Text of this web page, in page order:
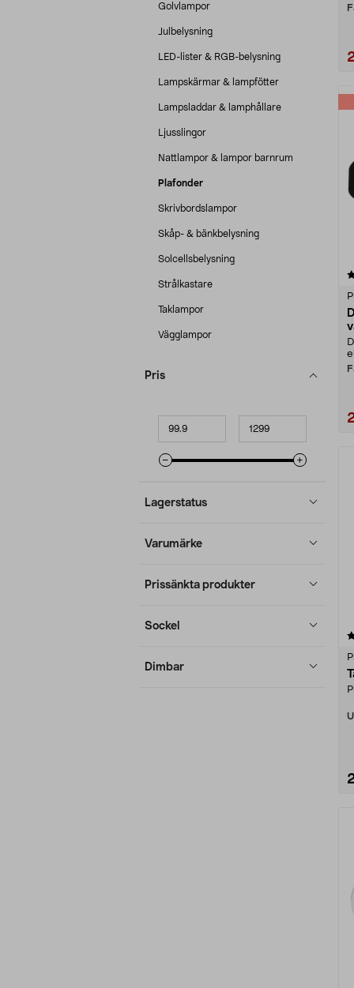
Golvlampor
Julbelysning
LED-lister & RGB-belysning
Lampskärmar & lampfötter
Lampsladdar & lamphållare
Ljusslingor
Nattlampor & lampor barnrum
Plafonder
Skrivbordslampor
Skåp- & bänkbelysning
Solcellsbelysning
Strålkastare
Taklampor
Vägglampor
Pris
Lagerstatus
Varumärke
Prissänkta produkter
Sockel
Dimbar